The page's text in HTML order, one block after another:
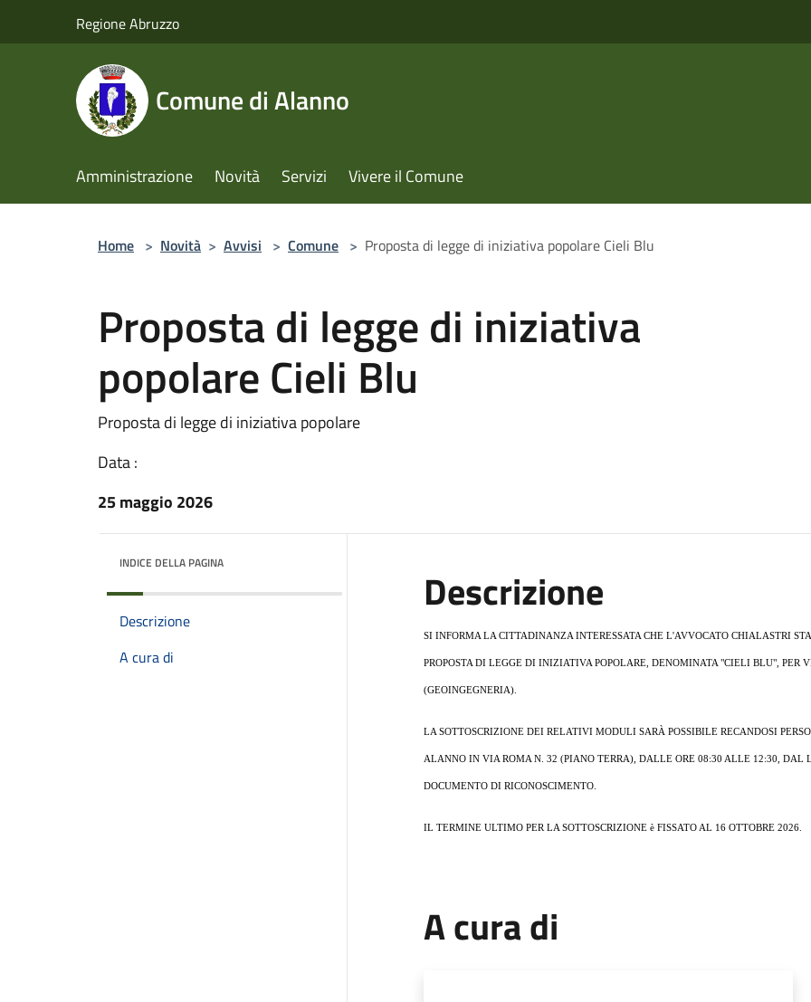
Regione Abruzzo
Comune di Alanno
Amministrazione Novità Servizi Vivere il Comune
Home > Novità > Avvisi > Comune > Proposta di legge di iniziativa popolare Cieli Blu
Proposta di legge di iniziativa
popolare Cieli Blu
Proposta di legge di iniziativa popolare
Data :
25 maggio 2026
INDICE DELLA PAGINA
Descrizione
A cura di
Descrizione
SI INFORMA LA CITTADINANZA INTERESSATA CHE L'AVVOCATO CHIALASTRI
PROPOSTA DI LEGGE DI INIZIATIVA POPOLARE, DENOMINATA "CIELI BLU",
(GEOINGEGNERIA).
LA SOTTOSCRIZIONE DEI RELATIVI MODULI SARÀ POSSIBILE RECANDOSI
ALANNO IN VIA ROMA N. 32 (PIANO TERRA), DALLE ORE 08:30 ALLE 12:30,
DOCUMENTO DI RICONOSCIMENTO.
IL TERMINE ULTIMO PER LA SOTTOSCRIZIONE è FISSATO AL 16 OTTOBRE 2026.
A cura di